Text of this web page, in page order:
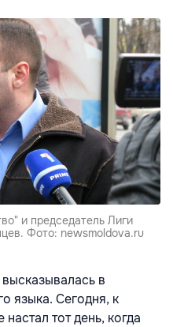
и председатель Лиги
Фото: newsmoldova.ru
в
языка. Сегодня, к
тот день, когда